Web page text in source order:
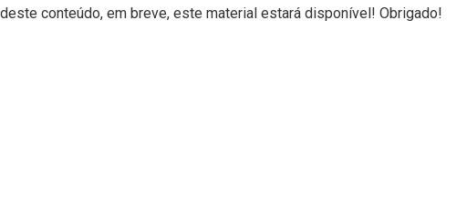
conteúdo, em breve, este material estará disponível! Obrigado!